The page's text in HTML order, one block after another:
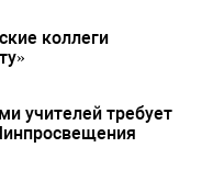
коллеги
учителей требует